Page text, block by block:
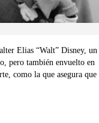
Elias “Walt” Disney, un
pero también envuelto en
como la que asegura que